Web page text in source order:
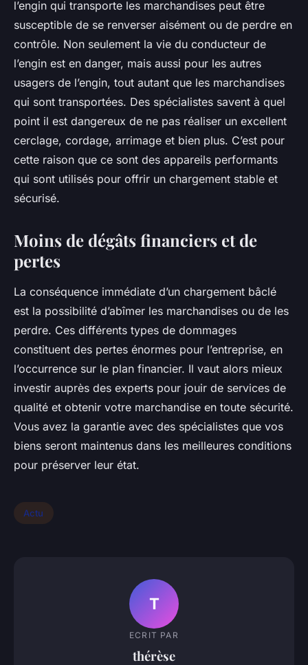
l’engin qui transporte les marchandises peut être
susceptible de se renverser aisément ou de perdre en
contrôle. Non seulement la vie du conducteur de
l’engin est en danger, mais aussi pour les autres
usagers de l’engin, tout autant que les marchandises
qui sont transportées. Des spécialistes savent à quel
point il est dangereux de ne pas réaliser un excellent
cerclage, cordage, arrimage et bien plus. C’est pour
cette raison que ce sont des appareils performants
qui sont utilisés pour offrir un chargement stable et
sécurisé.
Moins de dégâts financiers et de
pertes
La conséquence immédiate d’un chargement bâclé
est la possibilité d’abîmer les marchandises ou de les
perdre. Ces différents types de dommages
constituent des pertes énormes pour l’entreprise, en
l’occurrence sur le plan financier. Il vaut alors mieux
investir auprès des experts pour jouir de services de
qualité et obtenir votre marchandise en toute sécurité.
Vous avez la garantie avec des spécialistes que vos
biens seront maintenus dans les meilleures conditions
pour préserver leur état.
Actu
T
ECRIT PAR
thérèse